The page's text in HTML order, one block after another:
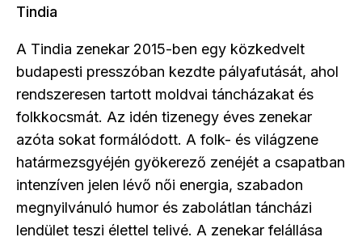
Tindia
A Tindia zenekar 2015-ben egy közkedvelt
budapesti presszóban kezdte pályafutását, ahol
rendszeresen tartott moldvai táncházakat és
folkkocsmát. Az idén tizenegy éves zenekar
azóta sokat formálódott. A folk- és világzene
határmezsgyéjén gyökerező zenéjét a csapatban
intenzíven jelen lévő női energia, szabadon
megnyilvánuló humor és zabolátlan táncházi
lendület teszi élettel telivé. A zenekar felállása